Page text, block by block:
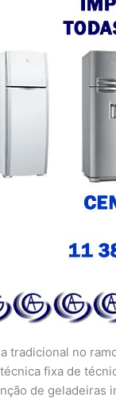
tradicional no
fixa de
de geladeiras